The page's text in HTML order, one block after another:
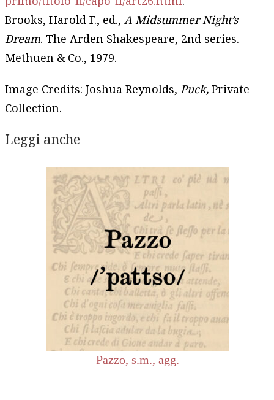
Brooks, Harold F., ed., A Midsummer Night’s
Dream. The Arden Shakespeare, 2nd series.
Methuen & Co., 1979.
Image Credits: Joshua Reynolds, Puck, Private
Collection.
Leggi anche
Pazzo, s.m., agg.